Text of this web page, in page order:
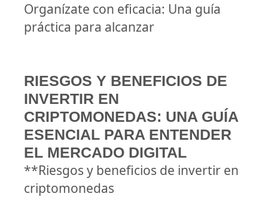
Organízate con eficacia: Una guía
práctica para alcanzar
RIESGOS Y BENEFICIOS DE
INVERTIR EN
CRIPTOMONEDAS: UNA GUÍA
ESENCIAL PARA ENTENDER
EL MERCADO DIGITAL
**Riesgos y beneficios de invertir en
criptomonedas